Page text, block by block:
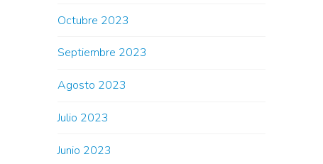
Octubre 2023
Septiembre 2023
Agosto 2023
Julio 2023
Junio 2023